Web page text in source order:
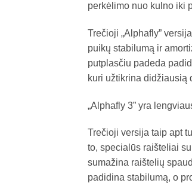
perkėlimo nuo kulno iki
Trečioji „Alphafly”
puikų stabilumą ir
putplasčiu padeda
kuri užtikrina didžiausią
„Alphafly 3” yra
Trečioji versija taip apt
to, specialūs raišteliai
sumažina raištelių
padidina stabilumą, o